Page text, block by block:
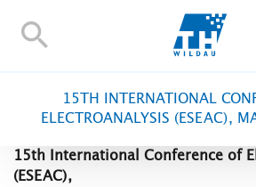
TH-
IM STUDIUM
FORSCHUNG UND TRANSFER
ALUMNI
15TH INTERNATIONAL
ELECTROANALYSIS (ESEAC),
15th International Conference of
(ESEAC),